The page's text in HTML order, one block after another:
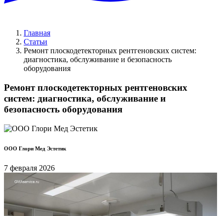
Главная
Статьи
Ремонт плоскодетекторных рентгеновских систем:
диагностика, обслуживание и безопасность
оборудования
Ремонт плоскодетекторных рентгеновских
систем: диагностика, обслуживание и
безопасность оборудования
ООО Глори Мед Эстетик
7 февраля 2026